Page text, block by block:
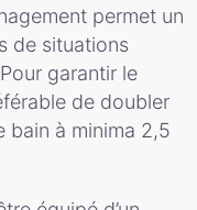
permet un
de situations
garantir le
de doubler
bain à minima 2,5